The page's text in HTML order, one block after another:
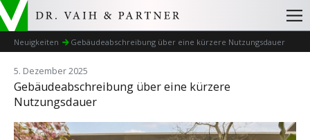
Neuigkeiten Gebäudeabschreibung über eine kürzere Nutzungsdauer
5. Dezember 2025
Gebäudeabschreibung über eine kürzere
Nutzungsdauer